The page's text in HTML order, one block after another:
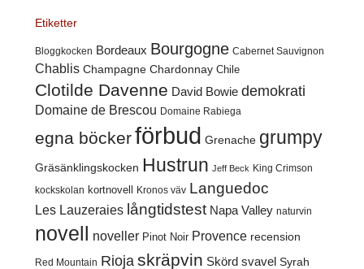
Etiketter
Bloggkocken Bordeaux Bourgogne Cabernet Sauvignon
Chablis Champagne Chardonnay Chile
Clotilde Davenne David Bowie demokrati
Domaine de Brescou Domaine Rabiega
egna böckerförbud Grenache grumpy
Gräsänklingskocken Hustrun Jeff Beck King Crimson
kockskolan kortnovell Kronos väv Languedoc
Les Lauzeraies långtidstest Napa Valley naturvin
novell noveller Pinot Noir Provence recension
Red Mountain Rioja skräpvin Skörd svavel Syrah